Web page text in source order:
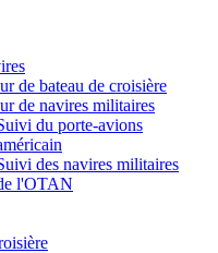
de bateau de croisière
de navires militaires
du porte-avions
des navires militaires
l'OTAN